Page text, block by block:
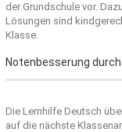
der Grundschule vor.
Lösungen sind
Klasse.
Notenbesserung
Die Lernhilfe Deutsch
auf die nächste